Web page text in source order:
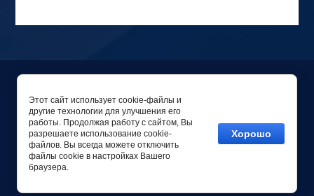
Copyright © 2006 - 2026 ООО СТОМА-ТРЕЙД
Заказ, создание сайтов
Этот сайт использует cookie-файлы и
другие технологии для улучшения его
работы. Продолжая работу с сайтом, Вы
разрешаете использование cookie-
файлов. Вы всегда можете отключить
файлы cookie в настройках Вашего
браузера.
Хорошо